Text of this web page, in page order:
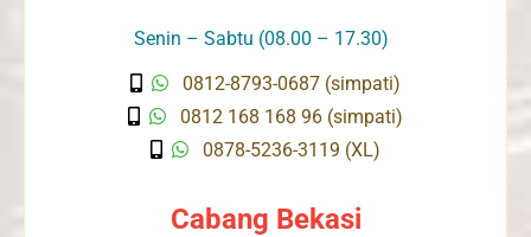
Senin – Sabtu (08.00 – 17.30)
0812-8793-0687 (simpati)
0812 168 168 96 (simpati)
0878-5236-3119 (XL)
Cabang Bekasi